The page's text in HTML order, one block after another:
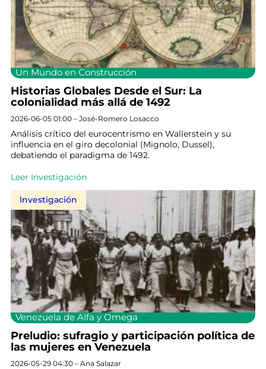
Un Mundo en Construcción
Historias Globales Desde el Sur: La
colonialidad más allá de 1492
2026-06-05 01:00 – José-Romero Losacco
Análisis crítico del eurocentrismo en Wallerstein y su
influencia en el giro decolonial (Mignolo, Dussel),
debatiendo el paradigma de 1492.
Leer Investigación
Investigación
Venezuela de Alfa y Omega
Preludio: sufragio y participación política de
las mujeres en Venezuela
2026-05-29 04:30 – Ana Salazar